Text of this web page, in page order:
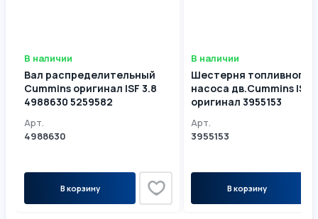
В наличии
Вал распределительный
Cummins оригинал ISF 3.8
4988630 5259582
Арт.
4988630
В корзину
В наличии
Шестерня топливного
насоса дв.Cummins ISF
оригинал 3955153
Арт.
3955153
В корзину